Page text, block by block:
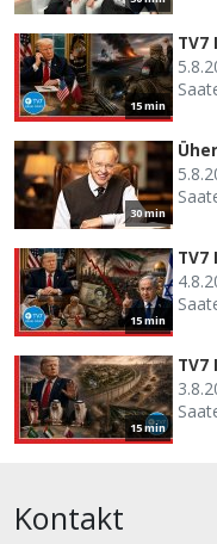
15 min
TV7
30 min
15 min
TV7
15 min
TV7
Kontakt